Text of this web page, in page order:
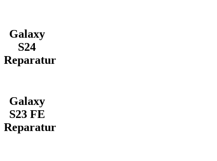
Galaxy
S24
Reparatur
Galaxy
S23 FE
Reparatur